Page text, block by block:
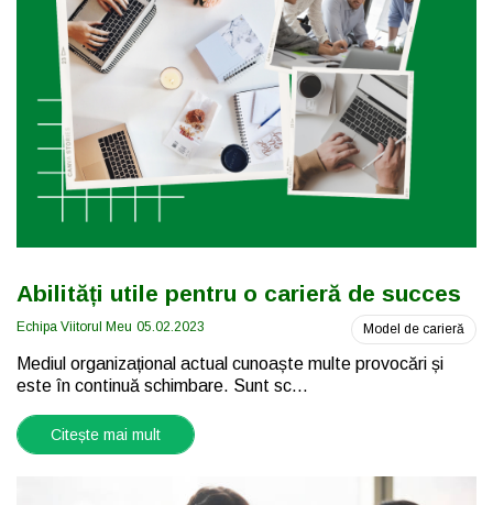
Abilități utile pentru o carieră de succes
Echipa Viitorul Meu 05.02.2023 Model de carieră
Mediul organizațional actual cunoaște multe provocări și
este în continuă schimbare. Sunt sc...
Citește mai mult